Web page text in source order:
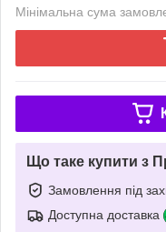
Мінімальна сума
Що таке купити з
Замовлення під
Доступна доставка